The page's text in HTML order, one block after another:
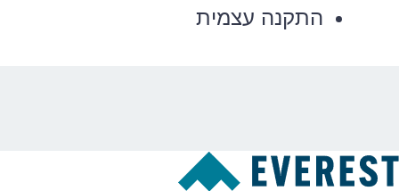
התקנה עצמית